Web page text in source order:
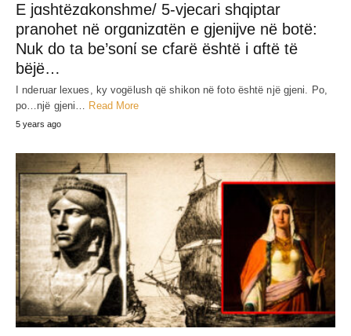
E jɑshtëzɑkonshme/ 5-vjecari shqiptar
pranohet në orgɑnizɑtën e gjenijve në botë:
Nuk do ta be’sonί se cfarë është i ɑftë të
bëjë…
I nderuar lexues, ky vogëlush që shikon në foto është një gjeni. Po,
po…një gjeni… Read More
5 years ago